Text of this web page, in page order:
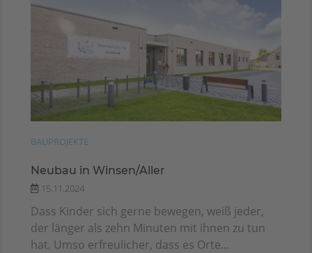
BAUPROJEKTE
Neubau in Winsen/Aller
15.11.2024
Dass Kinder sich gerne bewegen, weiß jeder,
der länger als zehn Minuten mit ihnen zu tun
hat. Umso erfreulicher, dass es Orte...